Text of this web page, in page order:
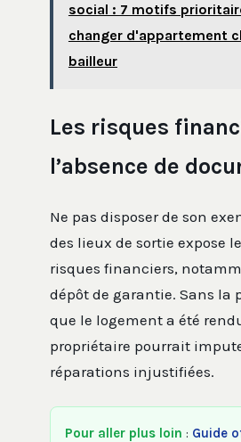
social : 7 motifs
changer d'appartement
bailleur
Les risques
l’absence de
Ne pas disposer de son
des lieux de sortie expose
risques financiers,
dépôt de garantie. Sans la
que le logement a été
propriétaire pourrait
réparations injustifiées.
Pour aller plus loin : Guide